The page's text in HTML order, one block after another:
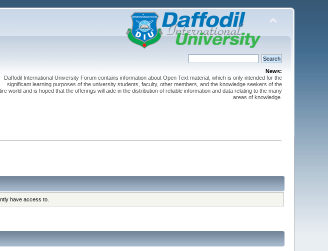
News:
Daffodil International University Forum contains information about Open Text material, which is only intended for the
significant learning purposes of the university students, faculty, other members, and the knowledge seekers of the
world and is hoped that the offerings will aide in the distribution of reliable information and data relating to the many
areas of knowledge.
have access to.